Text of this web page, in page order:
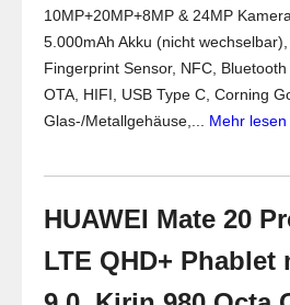
10MP+20MP+8MP & 24MP
5.000mAh Akku (nicht
Fingerprint Sensor, NFC,
OTA, HIFI, USB Type C, Corning
Glas-/Metallgehäuse,... Mehr lesen
HUAWEI Mate 20
LTE QHD+